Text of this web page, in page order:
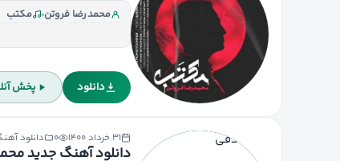
محمدرضا فروتن مکتب
دانلود پخش
۳۱ خرداد ۱۴۰۰ ۰ دانلود
دانلود آهنگ جدید